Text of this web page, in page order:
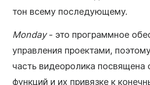
тон всему последующему.
Monday- это программное
управления проектами,
часть видеоролика посвящена
функций и их привязке к